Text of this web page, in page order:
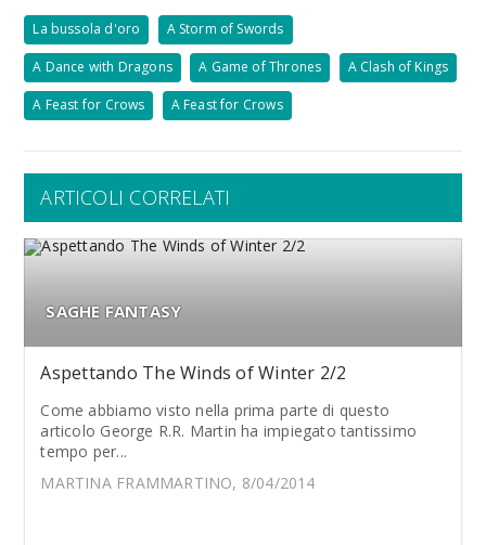
La bussola d'oro A Storm of Swords
A Dance with Dragons A Game of Thrones A Clash of Kings
A Feast for Crows A Feast for Crows
ARTICOLI CORRELATI
SAGHE FANTASY
Aspettando The Winds of Winter 2/2
Come abbiamo visto nella prima parte di questo
articolo George R.R. Martin ha impiegato tantissimo
tempo per...
MARTINA FRAMMARTINO, 8/04/2014